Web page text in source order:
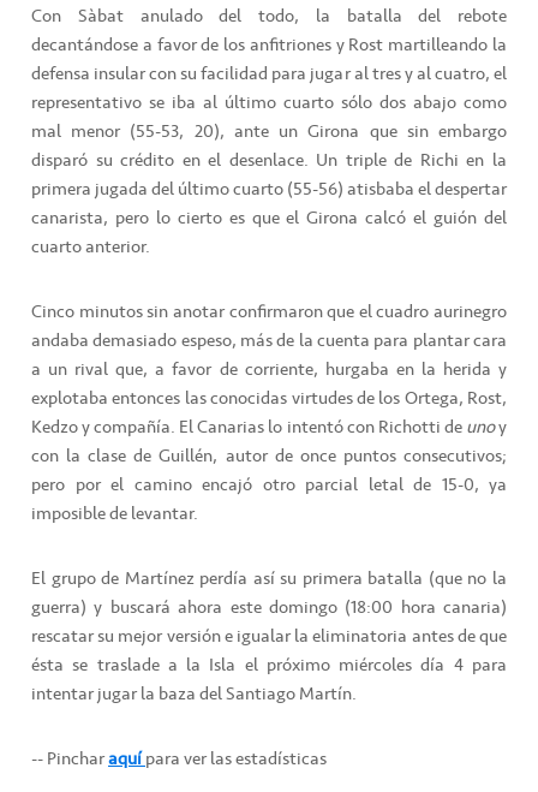
Con Sàbat anulado del todo, la batalla del rebote
decantándose a favor de los anfitriones y Rost martilleando la
defensa insular con su facilidad para jugar al tres y al cuatro, el
representativo se iba al último cuarto sólo dos abajo como
mal menor (55-53, 20), ante un Girona que sin embargo
disparó su crédito en el desenlace. Un triple de Richi en la
primera jugada del último cuarto (55-56) atisbaba el despertar
canarista, pero lo cierto es que el Girona calcó el guión del
cuarto anterior.
Cinco minutos sin anotar confirmaron que el cuadro aurinegro
andaba demasiado espeso, más de la cuenta para plantar cara
a un rival que, a favor de corriente, hurgaba en la herida y
explotaba entonces las conocidas virtudes de los Ortega, Rost,
Kedzo y compañía. El Canarias lo intentó con Richotti deunoy
con la clase de Guillén, autor de once puntos consecutivos;
pero por el camino encajó otro parcial letal de 15-0, ya
imposible de levantar.
El grupo de Martínez perdía así su primera batalla (que no la
guerra) y buscará ahora este domingo (18:00 hora canaria)
rescatar su mejor versión e igualar la eliminatoria antes de que
ésta se traslade a la Isla el próximo miércoles día 4 para
intentar jugar la baza del Santiago Martín.
-- Pincharaquípara ver las estadísticas